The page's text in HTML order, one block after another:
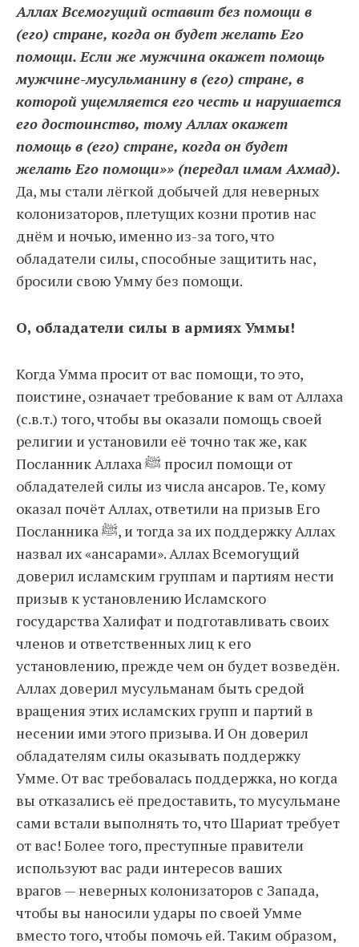
Аллах Всемогущий оставит без помощи в
(его) стране, когда он будет желать Его
помощи. Если же мужчина окажет помощь
мужчине-мусульманину в (его) стране, в
которой ущемляется его честь и нарушается
его достоинство, тому Аллах окажет
помощь в (его) стране, когда он будет
желать Его помощи»» (передал имам Ахмад).
Да, мы стали лёгкой добычей для неверных
колонизаторов, плетущих козни против нас
днём и ночью, именно из-за того, что
обладатели силы, способные защитить нас,
бросили свою Умму без помощи.
О, обладатели силы в армиях Уммы!
Когда Умма просит от вас помощи, то это,
поистине, означает требование к вам от Аллаха
(с.в.т.) того, чтобы вы оказали помощь своей
религии и установили её точно так же, как
Посланник Аллаха ﷺ просил помощи от
обладателей силы из числа ансаров. Те, кому
оказал почёт Аллах, ответили на призыв Его
Посланника ﷺ, и тогда за их поддержку Аллах
назвал их «ансарами». Аллах Всемогущий
доверил исламским группам и партиям нести
призыв к установлению Исламского
государства Халифат и подготавливать своих
членов и ответственных лиц к его
установлению, прежде чем он будет возведён.
Аллах доверил мусульманам быть средой
вращения этих исламских групп и партий в
несении ими этого призыва. И Он доверил
обладателям силы оказывать поддержку
Умме. От вас требовалась поддержка, но когда
вы отказались её предоставить, то мусульмане
сами встали выполнять то, что Шариат требует
от вас! Более того, преступные правители
используют вас ради интересов ваших
врагов — неверных колонизаторов с Запада,
чтобы вы наносили удары по своей Умме
вместо того, чтобы помочь ей. Таким образом,